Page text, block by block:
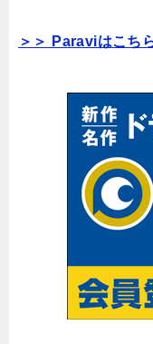
＞＞ Paraviはこち